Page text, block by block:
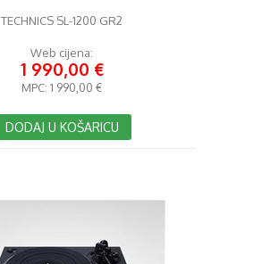
TECHNICS SL-1200 GR2
Web cijena:
1 990,00 €
MPC: 1 990,00 €
DODAJ U KOŠARICU